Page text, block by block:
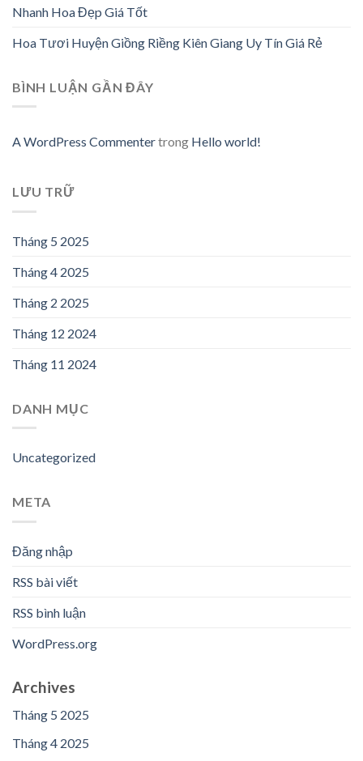
Nhanh Hoa Đẹp Giá Tốt
Hoa Tươi Huyện Giồng Riềng Kiên Giang Uy Tín Giá Rẻ
BÌNH LUẬN GẦN ĐÂY
A WordPress Commentertrong Hello world!
LƯU TRỮ
Tháng 5 2025
Tháng 4 2025
Tháng 2 2025
Tháng 12 2024
Tháng 11 2024
DANH MỤC
Uncategorized
META
Đăng nhập
RSS bài viết
RSS bình luận
WordPress.org
Archives
Tháng 5 2025
Tháng 4 2025